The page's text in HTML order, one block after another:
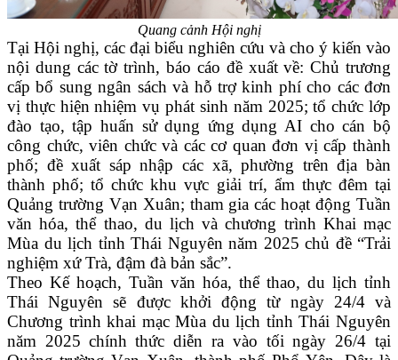
Quang cảnh Hội nghị
Tại Hội nghị, các đại biểu nghiên cứu và cho ý kiến vào
nội dung các tờ trình, báo cáo đề xuất về: Chủ trương
cấp bổ sung ngân sách và hỗ trợ kinh phí cho các đơn
vị thực hiện nhiệm vụ phát sinh năm 2025; tổ chức lớp
đào tạo, tập huấn sử dụng ứng dụng AI cho cán bộ
công chức, viên chức và các cơ quan đơn vị cấp thành
phố; đề xuất sáp nhập các xã, phường trên địa bàn
thành phố; tổ chức khu vực giải trí, ẩm thực đêm tại
Quảng trường Vạn Xuân; tham gia các hoạt động Tuần
văn hóa, thể thao, du lịch và chương trình Khai mạc
Mùa du lịch tỉnh Thái Nguyên năm 2025 chủ đề “Trải
nghiệm xứ Trà, đậm đà bản sắc”.
Theo Kế hoạch, Tuần văn hóa, thể thao, du lịch tỉnh
Thái Nguyên sẽ được khởi động từ ngày 24/4 và
Chương trình khai mạc Mùa du lịch tỉnh Thái Nguyên
năm 2025 chính thứcdiễn ra vào tối ngày 26/4 tại